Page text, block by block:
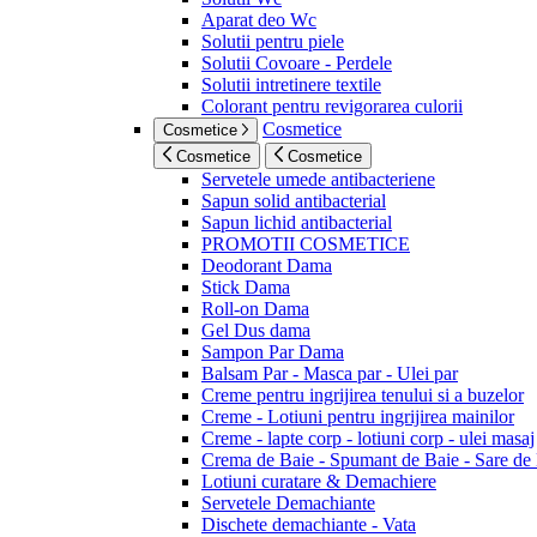
Aparat deo Wc
Solutii pentru piele
Solutii Covoare - Perdele
Solutii intretinere textile
Colorant pentru revigorarea culorii
Cosmetice Cosmetice
Cosmetice Cosmetice
Servetele umede antibacteriene
Sapun solid antibacterial
Sapun lichid antibacterial
PROMOTII COSMETICE
Deodorant Dama
Stick Dama
Roll-on Dama
Gel Dus dama
Sampon Par Dama
Balsam Par - Masca par - Ulei par
Creme pentru ingrijirea tenului si a buzelor
Creme - Lotiuni pentru ingrijirea mainilor
Creme - lapte corp - lotiuni corp - ulei masaj
Crema de Baie - Spumant de Baie - Sare de
Lotiuni curatare & Demachiere
Servetele Demachiante
Dischete demachiante - Vata